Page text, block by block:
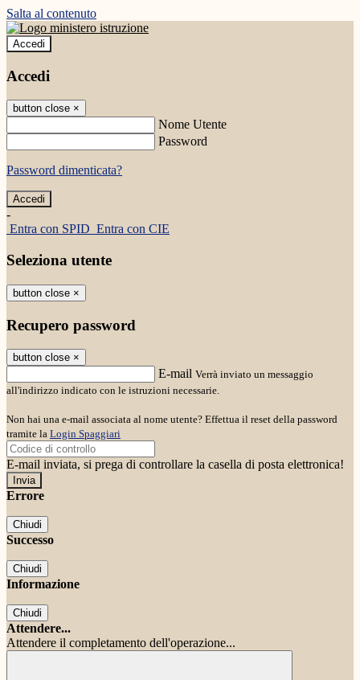
Salta al contenuto
Accedi
Accedi
button close ×
Nome Utente
Password
Password dimenticata?
-
Entra con SPID Entra con CIE
Seleziona utente
button close ×
Recupero password
button close ×
E-mail Verrà inviato un messaggio
all'indirizzo indicato con le istruzioni necessarie.
Non hai una e-mail associata al nome utente? Effettua il reset della password
tramite la Login Spaggiari
E-mail inviata, si prega di controllare la casella di posta elettronica!
Errore
Chiudi
Successo
Chiudi
Informazione
Chiudi
Attendere...
Attendere il completamento dell'operazione...